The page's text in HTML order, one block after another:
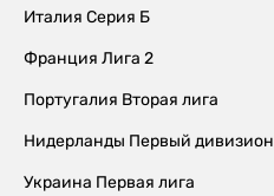
Италия Серия Б
Франция Лига 2
Португалия Вторая лига
Нидерланды Первый дивизион
Украина Первая лига